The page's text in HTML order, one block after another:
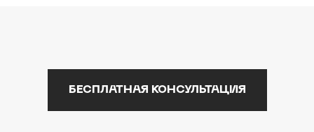
БЕСПЛАТНАЯ КОНСУЛЬТАЦИЯ